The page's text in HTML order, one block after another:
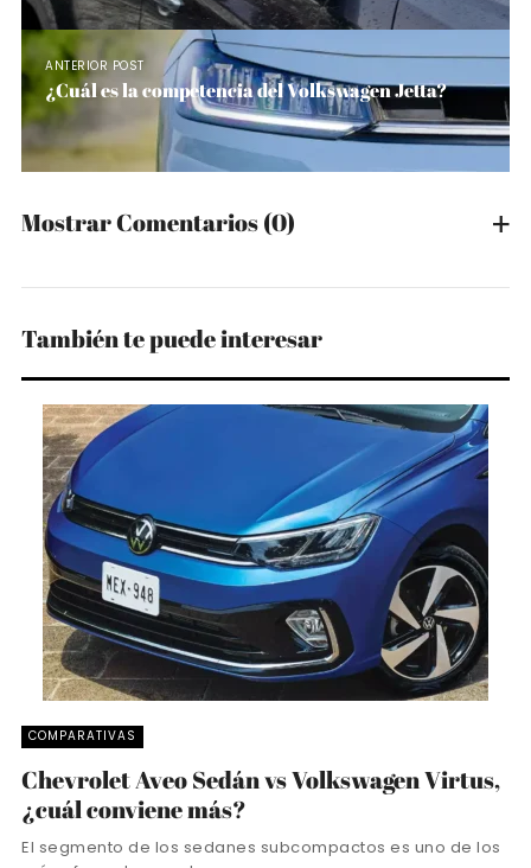
ANTERIOR POST
¿Cuál es la competencia del Volkswagen Jetta?
Mostrar Comentarios(0)
También te puede interesar
COMPARATIVAS
Chevrolet Aveo Sedán vs Volkswagen Virtus,
¿cuál conviene más?
El segmento de los sedanes subcompactos es uno de los